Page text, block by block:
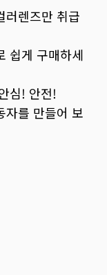
러렌즈만 취급
쉽게 구매하세
심! 안전!
자를 만들어 보